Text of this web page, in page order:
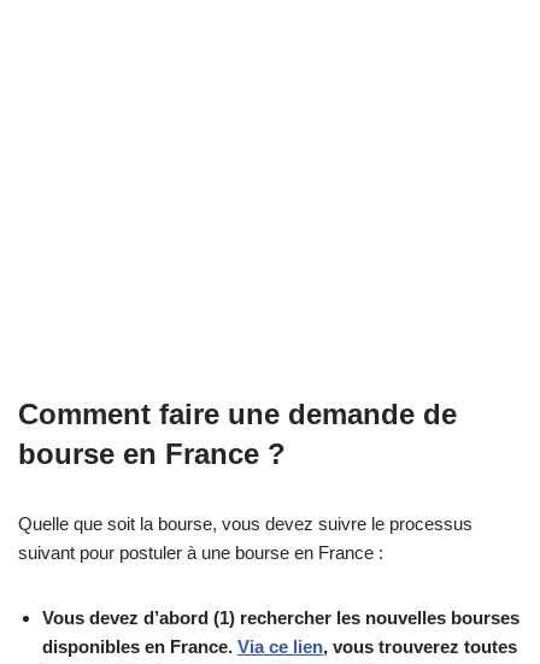
Comment faire une demande de
bourse en France ?
Quelle que soit la bourse, vous devez suivre le processus
suivant pour postuler à une bourse en France :
Vous devez d’abord (1) rechercher les nouvelles bourses
disponibles en France. Via ce lien, vous trouverez toutes